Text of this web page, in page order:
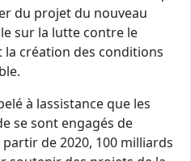
du projet du nouveau
sur la lutte contre le
création des conditions
à lassistance que les
se sont engagés de
de 2020, 100 milliards